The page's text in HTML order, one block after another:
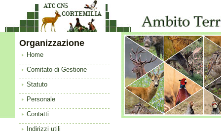
Organizzazione
Home
Comitato di Gestione
Statuto
Personale
Contatti
Indirizzi utili